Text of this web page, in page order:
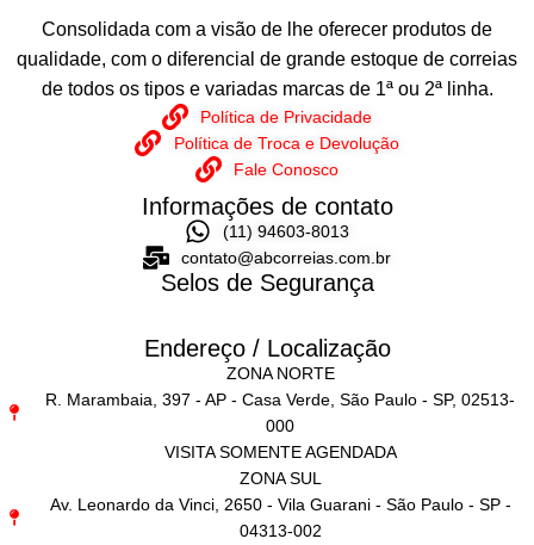
Consolidada com a visão de lhe oferecer produtos de
qualidade, com o diferencial de grande estoque de correias
de todos os tipos e variadas marcas de 1ª ou 2ª linha.
Política de Privacidade
Política de Troca e Devolução
Fale Conosco
Informações de contato
(11) 94603-8013
contato@abcorreias.com.br
Selos de Segurança
Endereço / Localização
ZONA NORTE
R. Marambaia, 397 - AP - Casa Verde, São Paulo - SP, 02513-
000
VISITA SOMENTE AGENDADA
ZONA SUL
Av. Leonardo da Vinci, 2650 - Vila Guarani - São Paulo - SP -
04313-002